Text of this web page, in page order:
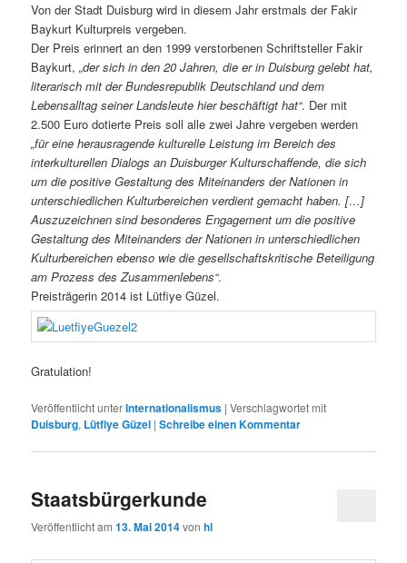
Von der Stadt Duisburg wird in diesem Jahr erstmals der Fakir
Baykurt Kulturpreis vergeben.
Der Preis erinnert an den 1999 verstorbenen Schriftsteller Fakir
Baykurt,„der sich in den 20 Jahren, die er in Duisburg gelebt hat,
literarisch mit der Bundesrepublik Deutschland und dem
Lebensalltag seiner Landsleute hier beschäftigt hat“. Der mit
2.500 Euro dotierte Preis soll alle zwei Jahre vergeben werden
„für eine herausragende kulturelle Leistung im Bereich des
interkulturellen Dialogs an Duisburger Kulturschaffende, die sich
um die positive Gestaltung des Miteinanders der Nationen in
unterschiedlichen Kulturbereichen verdient gemacht haben. […]
Auszuzeichnen sind besonderes Engagement um die positive
Gestaltung des Miteinanders der Nationen in unterschiedlichen
Kulturbereichen ebenso wie die gesellschaftskritische Beteiligung
am Prozess des Zusammenlebens“.
Preisträgerin 2014 ist Lütfiye Güzel.
Gratulation!
Veröffentlicht unterInternationalismus |Verschlagwortet mit
Duisburg, Lütfiye Güzel |Schreibe einen Kommentar
Staatsbürgerkunde
Veröffentlicht am13. Mai 2014vonhl